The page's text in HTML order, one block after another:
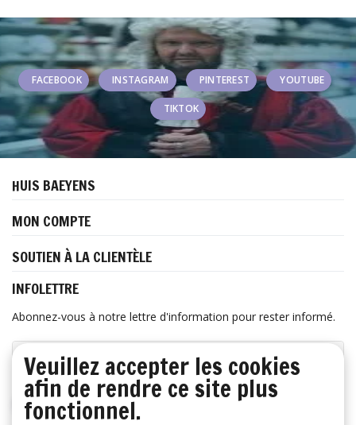
FACEBOOK INSTAGRAM PINTEREST YOUTUBE
TIKTOK
HUIS BAEYENS
MON COMPTE
SOUTIEN À LA CLIENTÈLE
INFOLETTRE
Abonnez-vous à notre lettre d'information pour rester informé.
S'ABONNER
Veuillez accepter les cookies
afin de rendre ce site plus
fonctionnel.